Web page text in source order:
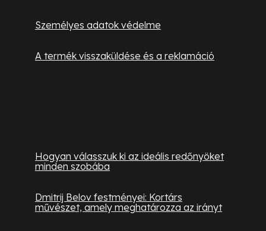
Személyes adatok védelme
A termék visszaküldése és a reklamáció
Hogyan válasszuk ki az ideális redőnyöket
minden szobába
Dmitrij Belov festményei: Kortárs
művészet, amely meghatározza az irányt